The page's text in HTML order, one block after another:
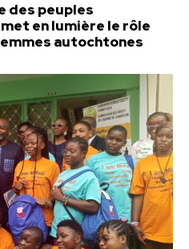
des peuples
en lumière le rôle
autochtones